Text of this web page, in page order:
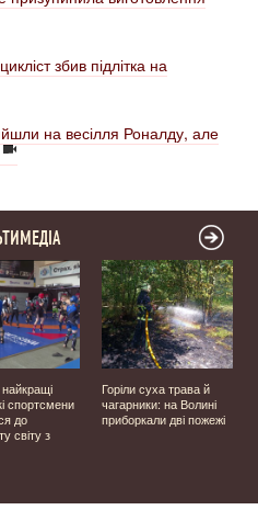
збив підлітка на
на весілля Роналду, але
спортсмени
до
світу з
Горіли суха трава й
чагарники: на Волині
приборкали дві пожежі